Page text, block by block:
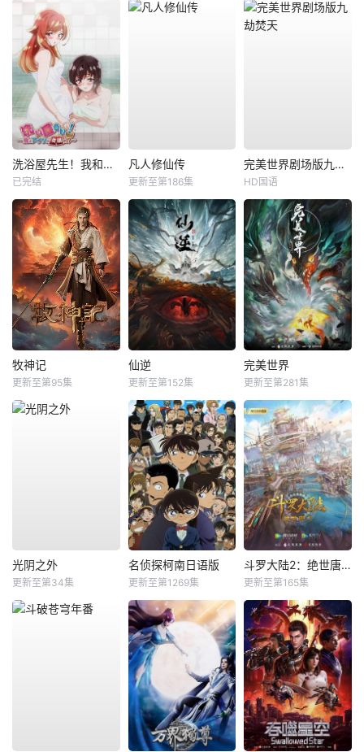
洗浴屋先生！我和那家伙在女浴池！？
已完结
凡人修仙传
更新至第186集
完美世界剧场版九劫焚天
HD国语
牧神记
更新至第95集
仙逆
更新至第152集
完美世界
更新至第281集
光阴之外
更新至第34集
名侦探柯南日语版
更新至第1269集
斗罗大陆2：绝世唐门
更新至第165集